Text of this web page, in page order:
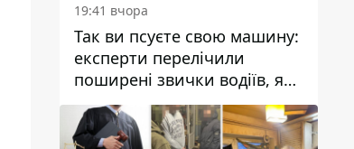
19:41 вчора
Так ви псуєте свою машину:
експерти перелічили
поширені звички водіїв, які
насправді шкодять
автомобілю